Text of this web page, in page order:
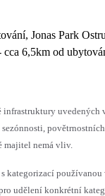
Jonas Park
cca 6,5km od
uvedených
povětrnostních
majitel nemá vliv.
kategorizací používanou
udělení konkrétní